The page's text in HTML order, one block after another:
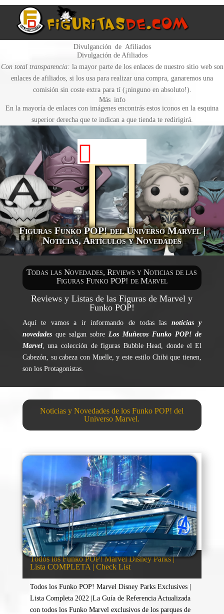
Divulganción de Afiliados
Divulgación de Afiliados
Con total transparencia: la mayor parte de los enlaces de nuestro sitio web son
enlaces de afiliados, si los usa para realizar una compra, ganaremos una
comisión sin coste extra para tí (¡ninguno en absoluto!).
Más info
En la mayoría de enlaces con imágenes encontrás estos iconos en la esquina
superior derecha que te indican a que tienda te redirigirá.
Figuras Funko POP! del Universo Marvel|
Noticias, Artículos y Novedades
Todas las Novedades, Reviews y Noticias de las
Figuras Funko POP! de Marvel
Reviews y Listas de las Figuras de Marvel y
Funko POP!
Aquí te vamos a ir informando de todas las noticias y
novedadesque salgan sobre Los Muñecos Funko POP! de
Marvel, una colección de figuras Bubble Head, donde el El
Cabezón, su cabeza con Muelle, y este estilo Chibi que tienen,
son los Protagonistas.
Noticias y Novedades de los Funko POP! del
Universo Marvel.
Todos los Funko POP! Marvel Disney Parks |
Lista COMPLETA | Check List
Todos los Funko POP! Marvel Disney Parks Exclusives |
Lista Completa 2022 |La Guía de Referencia Actualizada
con todos los Funko Marvel exclusivos de los parques de